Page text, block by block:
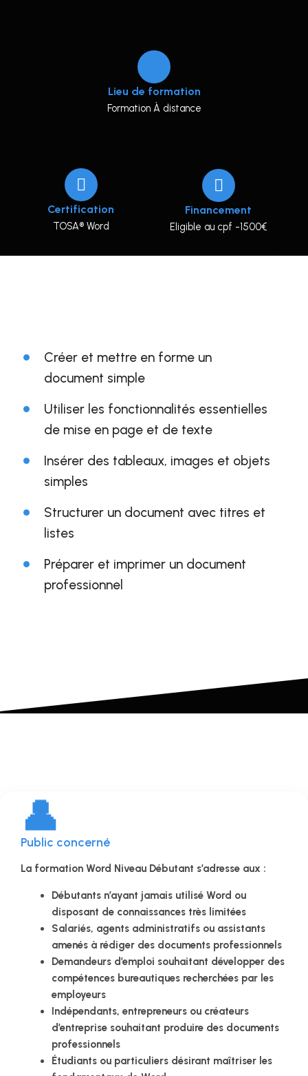
Lieu de formation
Formation À distance
Certification
TOSA® Word
Financement
Eligible au cpf -1500€
Créer et mettre en forme un
document simple
Utiliser les fonctionnalités essentielles
de mise en page et de texte
Insérer des tableaux, images et objets
simples
Structurer un document avec titres et
listes
Préparer et imprimer un document
professionnel
👤
Public concerné
La formation Word Niveau Débutant s’adresse aux :
Débutants n’ayant jamais utilisé Word ou
disposant de connaissances très limitées
Salariés, agents administratifs ou assistants
amenés à rédiger des documents professionnels
Demandeurs d’emploi souhaitant développer des
compétences bureautiques recherchées par les
employeurs
Indépendants, entrepreneurs ou créateurs
d’entreprise souhaitant produire des documents
professionnels
Étudiants ou particuliers désirant maîtriser les